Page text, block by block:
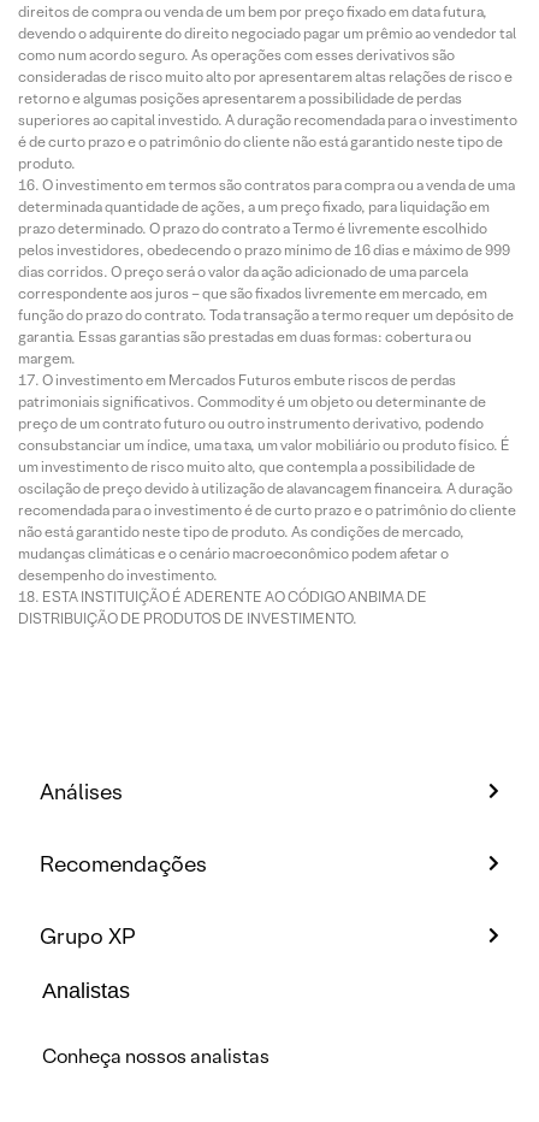
direitos de compra ou venda de um bem por preço fixado em data futura,
devendo o adquirente do direito negociado pagar um prêmio ao vendedor tal
como num acordo seguro. As operações com esses derivativos são
consideradas de risco muito alto por apresentarem altas relações de risco e
retorno e algumas posições apresentarem a possibilidade de perdas
superiores ao capital investido. A duração recomendada para o investimento
é de curto prazo e o patrimônio do cliente não está garantido neste tipo de
produto.
O investimento em termos são contratos para compra ou a venda de uma
determinada quantidade de ações, a um preço fixado, para liquidação em
prazo determinado. O prazo do contrato a Termo é livremente escolhido
pelos investidores, obedecendo o prazo mínimo de 16 dias e máximo de 999
dias corridos. O preço será o valor da ação adicionado de uma parcela
correspondente aos juros – que são fixados livremente em mercado, em
função do prazo do contrato. Toda transação a termo requer um depósito de
garantia. Essas garantias são prestadas em duas formas: cobertura ou
margem.
O investimento em Mercados Futuros embute riscos de perdas
patrimoniais significativos. Commodity é um objeto ou determinante de
preço de um contrato futuro ou outro instrumento derivativo, podendo
consubstanciar um índice, uma taxa, um valor mobiliário ou produto físico. É
um investimento de risco muito alto, que contempla a possibilidade de
oscilação de preço devido à utilização de alavancagem financeira. A duração
recomendada para o investimento é de curto prazo e o patrimônio do cliente
não está garantido neste tipo de produto. As condições de mercado,
mudanças climáticas e o cenário macroeconômico podem afetar o
desempenho do investimento.
ESTA INSTITUIÇÃO É ADERENTE AO CÓDIGO ANBIMA DE
DISTRIBUIÇÃO DE PRODUTOS DE INVESTIMENTO.
Análises
Recomendações
Grupo XP
Analistas
Conheça nossos analistas